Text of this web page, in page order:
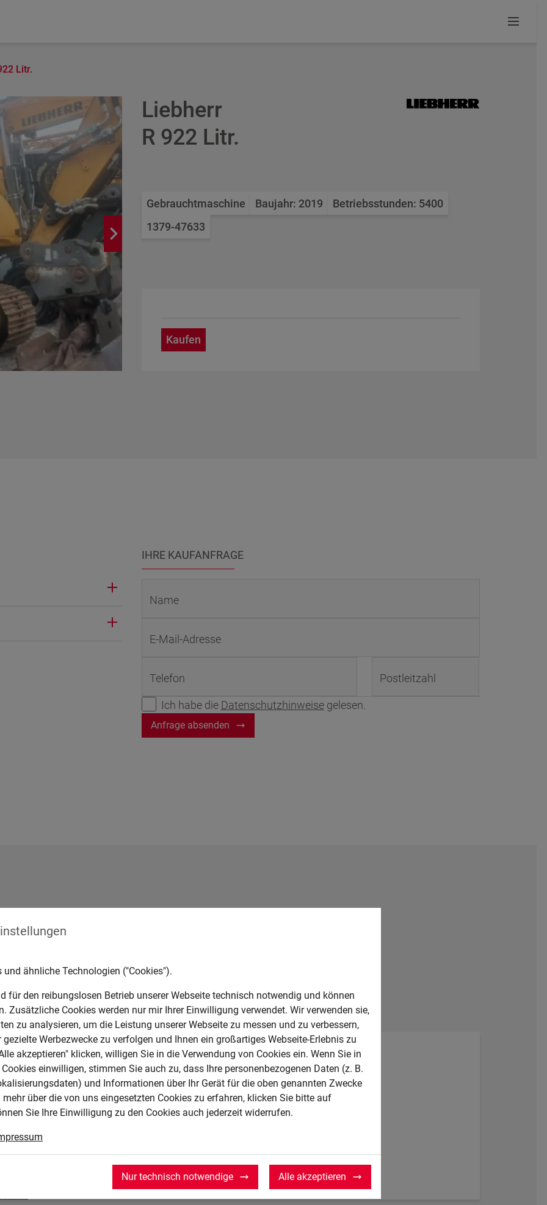
Litr.
Liebherr
R 922 Litr.
Gebrauchtmaschine Baujahr: 2019
Betriebsstunden: 5400
1379-47633
Kaufen
Litr.
Hammer/Schere
IHRE KAUFANFRAGE
Name
E-Mail-Adresse
Telefon Postleitzahl
Ich habe die Datenschutzhinweisegelesen.
Anfrage absenden
Nagel Baumaschinen Glauchau
Nagel Baumaschinen Magdeburg GmbH
Dieselstraße 11, 08371 Glauchau
(03763) 17 78-0
Geschlossen• Öffnet um 07:00 Uhr
Öffnungszeiten anzeigen
und ähnliche Technologien ("Cookies").
für den reibungslosen Betrieb unserer Webseite technisch notwendig und können
Zusätzliche Cookies werden nur mir Ihrer Einwilligung verwendet. Wir verwenden sie,
zu analysieren, um die Leistung unserer Webseite zu messen und zu verbessern,
Werbezwecke zu verfolgen und Ihnen ein großartiges Webseite-Erlebnis zu
akzeptieren" klicken, willigen Sie in die Verwendung von Cookies ein. Wenn Sie in
einwilligen, stimmen Sie auch zu, dass Ihre personenbezogenen Daten (z. B.
und Informationen über Ihr Gerät für die oben genannten Zwecke
über die von uns eingesetzten Cookies zu erfahren, klicken Sie bitte auf
Sie Ihre Einwilligung zu den Cookies auch jederzeit widerrufen.
Nur technisch notwendige Alle akzeptieren